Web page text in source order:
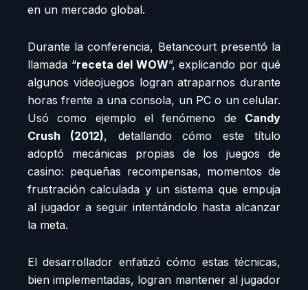
en un mercado global.
Durante la conferencia, Betancourt presentó la
llamada “receta del WOW”, explicando por qué
algunos videojuegos logran atraparnos durante
horas frente a una consola, un PC o un celular.
Usó como ejemplo el fenómeno de Candy
Crush (2012), detallando cómo este título
adoptó mecánicas propias de los juegos de
casino: pequeñas recompensas, momentos de
frustración calculada y un sistema que empuja
al jugador a seguir intentándolo hasta alcanzar
la meta.
El desarrollador enfatizó cómo estas técnicas,
bien implementadas, logran mantener al jugador